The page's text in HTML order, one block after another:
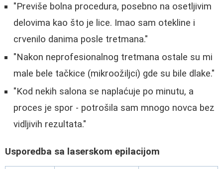
"Previše bolna procedura, posebno na osetljivim
delovima kao što je lice. Imao sam otekline i
crvenilo danima posle tretmana."
"Nakon neprofesionalnog tretmana ostale su mi
male bele tačkice (mikroožiljci) gde su bile dlake."
"Kod nekih salona se naplaćuje po minutu, a
proces je spor - potrošila sam mnogo novca bez
vidljivih rezultata."
Usporedba sa laserskom epilacijom